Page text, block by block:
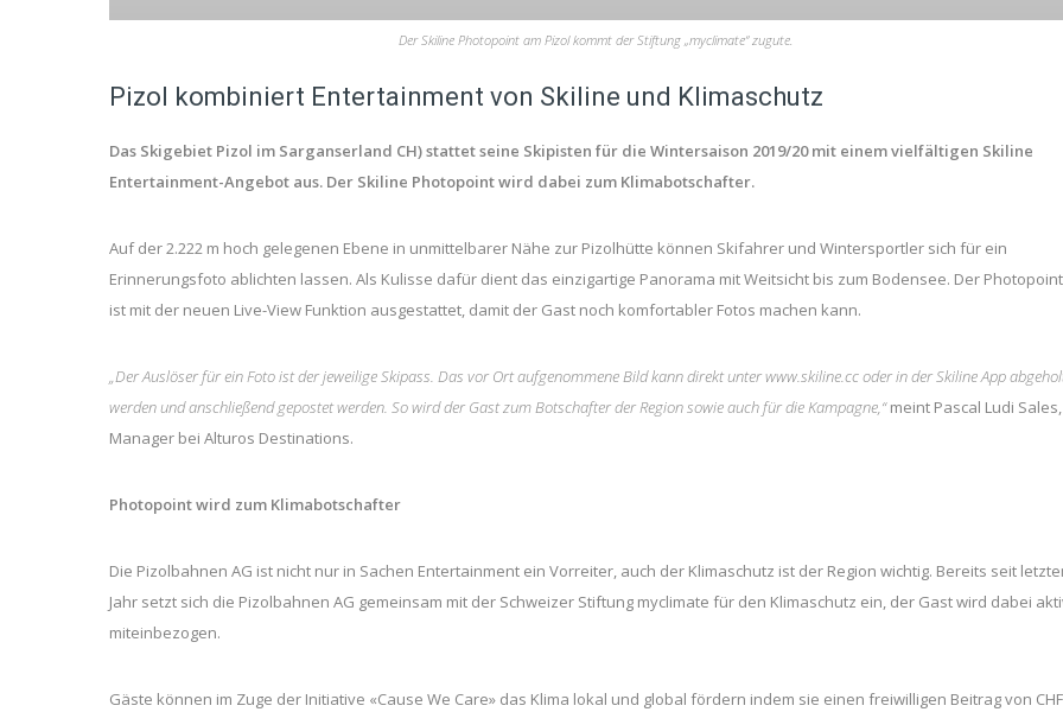
Der Skiline Photopoint am Pizol kommt der Stiftung „myclimate“ zugute.
Pizol kombiniert Entertainment von Skiline und Klimaschutz
Das Skigebiet Pizol im Sarganserland CH) stattet seine Skipisten für die Wintersaison 2019/20 mit einem vielfältigen Skiline
Entertainment-Angebot aus. Der Skiline Photopoint wird dabei zum Klimabotschafter.
Auf der 2.222 m hoch gelegenen Ebene in unmittelbarer Nähe zur Pizolhütte können Skifahrer und Wintersportler sich für ein
Erinnerungsfoto ablichten lassen. Als Kulisse dafür dient das einzigartige Panorama mit Weitsicht bis zum Bodensee. Der Photopoint
ist mit der neuen Live-View Funktion ausgestattet, damit der Gast noch komfortabler Fotos machen kann.
„Der Auslöser für ein Foto ist der jeweilige Skipass. Das vor Ort aufgenommene Bild kann direkt unter www.skiline.cc oder in der Skiline App
werden und anschließend gepostet werden. So wird der Gastzum Botschafter der Region sowie auch für die Kampagne,“meint Pascal Ludi Sales,
Manager bei Alturos Destinations.
Photopoint wird zum Klimabotschafter
Die Pizolbahnen AG ist nicht nur in Sachen Entertainment ein Vorreiter, auch der Klimaschutz ist der Region wichtig. Bereits seit
Jahr setzt sich die Pizolbahnen AG gemeinsam mit der Schweizer Stiftung myclimate für den Klimaschutz ein, der Gast wird dabei
miteinbezogen.
Gäste können im Zuge der Initiative «Cause We Care» das Klima lokal und global fördern indem sie einen freiwilligen Beitrag von CHF